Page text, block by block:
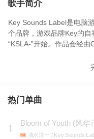
歌手简介
Key Sounds Label是电脑
个品牌，游戏品牌Key的
“KSLA-”开始。作品会经
托契约，故此其作品都会
热门单曲
1
Bloom of Youth ( 风华
清水淳一 / Key Sounds